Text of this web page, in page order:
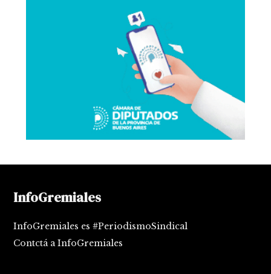
InfoGremiales
InfoGremiales es #PeriodismoSindical
Contctá a InfoGremiales